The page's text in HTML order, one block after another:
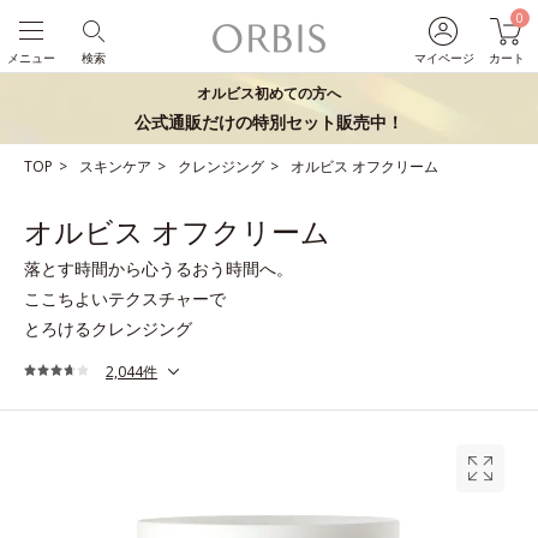
マイページ
0
カート
検索
メニュー
オルビス初めての方へ
公式通販だけの特別セット販売中！
TOP スキンケア クレンジング オルビス オフクリーム
オルビス オフクリーム
落とす時間から心うるおう時間へ。
ここちよいテクスチャーで
とろけるクレンジング
2,044件